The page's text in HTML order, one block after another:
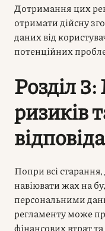
Дотримання цих
отримати дійсну
даних від
потенційних
Розділ 3:
ризиків
Попри всі
навіювати жах на
персональними
регламенту може
фінансових втрат